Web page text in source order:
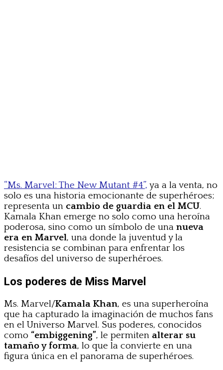
“Ms. Marvel: The New Mutant #4”, ya a la venta, no
solo es una historia emocionante de superhéroes;
representa un cambio de guardia en el MCU.
Kamala Khan emerge no solo como una heroína
poderosa, sino como un símbolo de una nueva
era en Marvel, una donde la juventud y la
resistencia se combinan para enfrentar los
desafíos del universo de superhéroes.
Los poderes de Miss Marvel
Ms. Marvel/Kamala Khan, es una superheroína
que ha capturado la imaginación de muchos fans
en el Universo Marvel. Sus poderes, conocidos
como “embiggening”, le permiten alterar su
tamaño y forma, lo que la convierte en una
figura única en el panorama de superhéroes.